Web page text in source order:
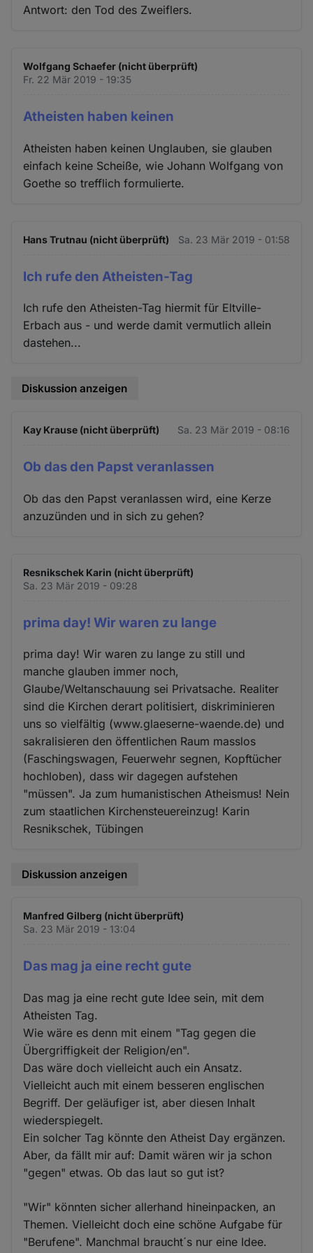
Antwort: den Tod des Zweiflers.
Wolfgang Schaefer (nicht überprüft)
Fr. 22 Mär 2019 - 19:35
Atheisten haben keinen
Atheisten haben keinen Unglauben, sie glauben
einfach keine Scheiße, wie Johann Wolfgang von
Goethe so trefflich formulierte.
Hans Trutnau (nicht überprüft) Sa. 23 Mär 2019 - 01:58
Ich rufe den Atheisten-Tag
Ich rufe den Atheisten-Tag hiermit für Eltville-
Erbach aus - und werde damit vermutlich allein
dastehen...
Diskussion anzeigen
Kay Krause (nicht überprüft) Sa. 23 Mär 2019 - 08:16
Ob das den Papst veranlassen
Ob das den Papst veranlassen wird, eine Kerze
anzuzünden und in sich zu gehen?
Resnikschek Karin (nicht überprüft)
Sa. 23 Mär 2019 - 09:28
prima day! Wir waren zu lange
prima day! Wir waren zu lange zu still und
manche glauben immer noch,
Glaube/Weltanschauung sei Privatsache. Realiter
sind die Kirchen derart politisiert, diskriminieren
uns so vielfältig (www.glaeserne-waende.de) und
sakralisieren den öffentlichen Raum masslos
(Faschingswagen, Feuerwehr segnen, Kopftücher
hochloben), dass wir dagegen aufstehen
"müssen". Ja zum humanistischen Atheismus! Nein
zum staatlichen Kirchensteuereinzug! Karin
Resnikschek, Tübingen
Diskussion anzeigen
Manfred Gilberg (nicht überprüft)
Sa. 23 Mär 2019 - 13:04
Das mag ja eine recht gute
Das mag ja eine recht gute Idee sein, mit dem
Atheisten Tag.
Wie wäre es denn mit einem "Tag gegen die
Übergriffigkeit der Religion/en".
Das wäre doch vielleicht auch ein Ansatz.
Vielleicht auch mit einem besseren englischen
Begriff. Der geläufiger ist, aber diesen Inhalt
wiederspiegelt.
Ein solcher Tag könnte den Atheist Day ergänzen.
Aber, da fällt mir auf: Damit wären wir ja schon
"gegen" etwas. Ob das laut so gut ist?
"Wir" könnten sicher allerhand hineinpacken, an
Themen. Vielleicht doch eine schöne Aufgabe für
"Berufene". Manchmal braucht´s nur eine Idee.